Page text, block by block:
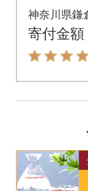
式 アウ
KTM-
神奈川県鎌
寄付金額